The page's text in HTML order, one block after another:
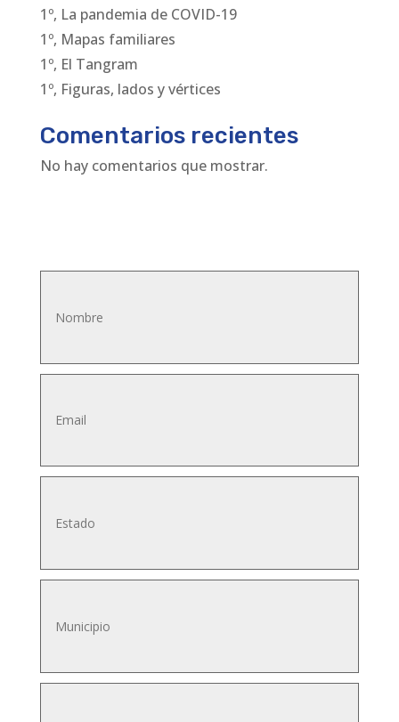
1º, La pandemia de COVID-19
1º, Mapas familiares
1º, El Tangram
1º, Figuras, lados y vértices
Comentarios recientes
No hay comentarios que mostrar.